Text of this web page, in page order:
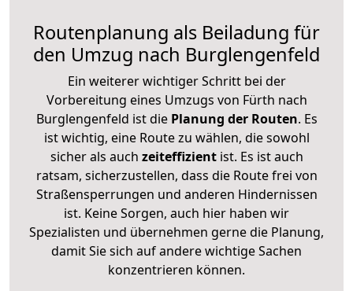
Routenplanung als Beiladung für
den Umzug nach Burglengenfeld
Ein weiterer wichtiger Schritt bei der
Vorbereitung eines Umzugs von Fürth nach
Burglengenfeld ist diePlanung der Routen. Es
ist wichtig, eine Route zu wählen, die sowohl
sicher als auch zeiteffizientist. Es ist auch
ratsam, sicherzustellen, dass die Route frei von
Straßensperrungen und anderen Hindernissen
ist. Keine Sorgen, auch hier haben wir
Spezialisten und übernehmen gerne die Planung,
damit Sie sich auf andere wichtige Sachen
konzentrieren können.